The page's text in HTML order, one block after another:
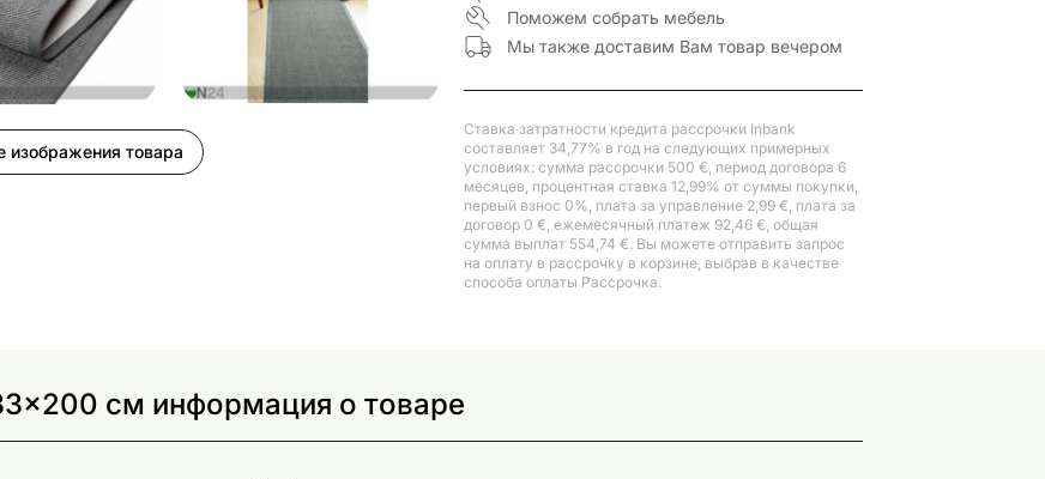
изображения товара
Поможем собрать мебель
Мы также доставим Вам товар вечером
Ставка затратности кредита рассрочки Inbank
составляет 34,77% в год на следующих примерных
условиях: сумма рассрочки 500 €, период договора 6
месяцев, процентная ставка 12,99% от суммы покупки,
первый взнос 0%, плата за управление 2,99 €, плата за
договор 0 €, ежемесячный платеж 92,46 €, общая
сумма выплат 554,74 €. Вы можете отправить запрос
на оплату в рассрочку в корзине, выбрав в качестве
способа оплаты Рассрочка.
см информация о товаре